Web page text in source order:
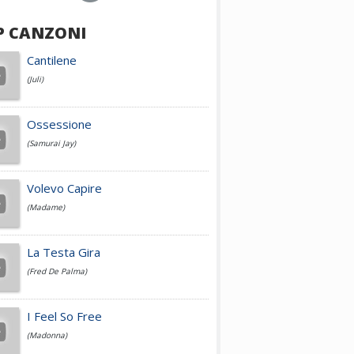
Achille Lauro
Cesare Cremonini
Jovanotti
Fedez
Simone Cristicchi
CANZONI
Cantilene
(Juli)
Ossessione
(Samurai Jay)
Volevo Capire
(Madame)
La Testa Gira
(Fred De Palma)
I Feel So Free
(Madonna)